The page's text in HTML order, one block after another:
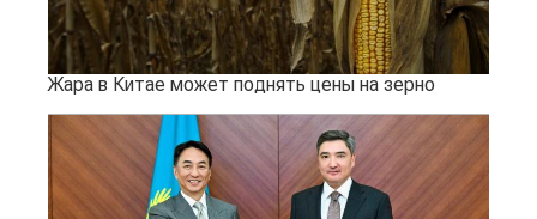
Жара в Китае может поднять цены на зерно